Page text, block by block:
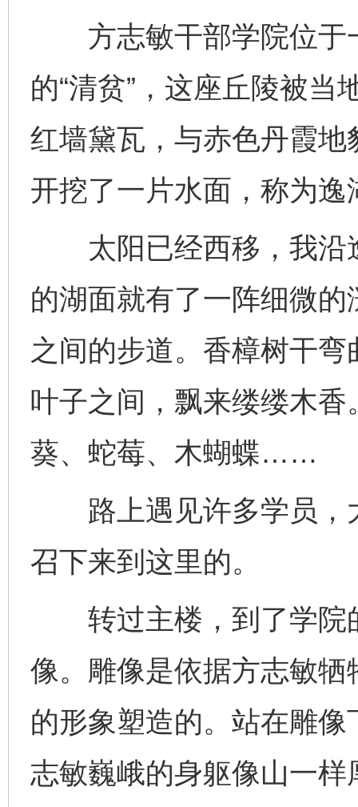
方志敏干部学院位于
的“清贫”，这座丘陵被当
红墙黛瓦，与赤色丹霞
开挖了一片水面，称为逸
太阳已经西移，我沿
的湖面就有了一阵细微
之间的步道。香樟树干
叶子之间，飘来缕缕木
葵、蛇莓、木蝴蝶……
路上遇见许多学员，
召下来到这里的。
转过主楼，到了学院
像。雕像是依据方志敏
的形象塑造的。站在雕
志敏巍峨的身躯像山一